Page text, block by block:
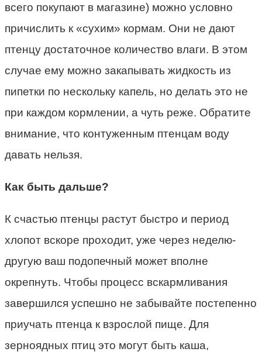
всего покупают в магазине) можно условно
причислить к «сухим» кормам. Они не дают
птенцу достаточное количество влаги. В этом
случае ему можно закапывать жидкость из
пипетки по нескольку капель, но делать это не
при каждом кормлении, а чуть реже. Обратите
внимание, что контуженным птенцам воду
давать нельзя.
Как быть дальше?
К счастью птенцы растут быстро и период
хлопот вскоре проходит, уже через неделю-
другую ваш подопечный может вполне
окрепнуть. Чтобы процесс вскармливания
завершился успешно не забывайте постепенно
приучать птенца к взрослой пище. Для
зерноядных птиц это могут быть каша,